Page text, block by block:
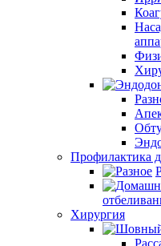
Профилактика
Хирургия